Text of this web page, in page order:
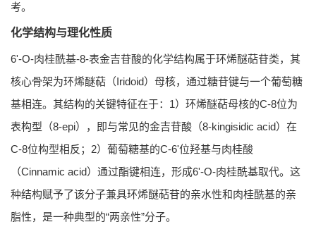
考。
化学结构与理化性质
6'-O-肉桂酰基-8-表金吉苷酸的化学结构属于环烯醚萜苷类，其
核心骨架为环烯醚萜（Iridoid）母核，通过糖苷键与一个葡萄糖
基相连。其结构的关键特征在于：1）环烯醚萜母核的C-8位为
表构型（8-epi），即与常见的金吉苷酸（8-kingisidic acid）在
C-8位构型相反；2）葡萄糖基的C-6'位羟基与肉桂酸
（Cinnamic acid）通过酯键相连，形成6'-O-肉桂酰基取代。这
种结构赋予了该分子兼具环烯醚萜苷的亲水性和肉桂酰基的亲
脂性，是一种典型的“两亲性”分子。